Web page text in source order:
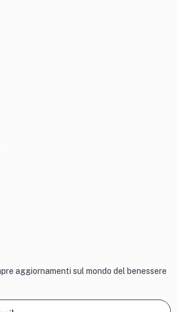
aggiornamenti sul mondo del benessere